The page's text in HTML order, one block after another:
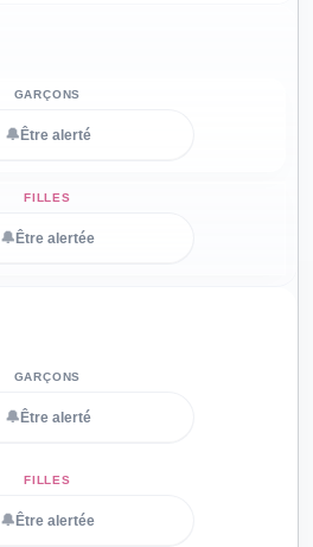
🔔 Être alerté
🔔 Être alertée
🔔 Être alerté
🔔 Être alertée